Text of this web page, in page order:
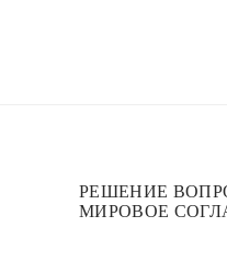
РЕШЕНИЕ
МИРОВОЕ